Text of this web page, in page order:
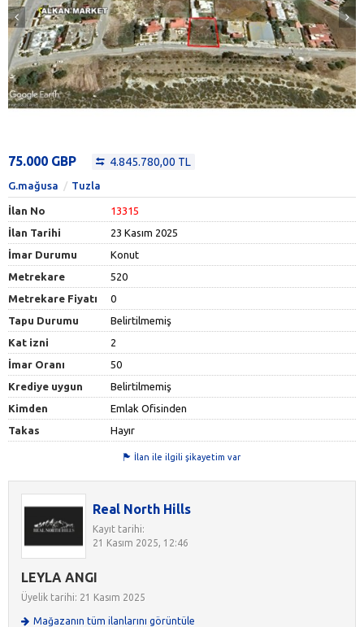
75.000 GBP 4.845.780,00 TL
G.mağusa Tuzla
İlan No
13315
İlan Tarihi
23 Kasım 2025
İmar Durumu
Konut
Metrekare
520
Metrekare Fiyatı
0
Tapu Durumu
Belirtilmemiş
Kat izni
2
İmar Oranı
50
Krediye uygun
Belirtilmemiş
Kimden
Emlak Ofisinden
Takas
Hayır
İlan ile ilgili şikayetim var
Real North Hills
Kayıt tarihi:
21 Kasım 2025, 12:46
LEYLA ANGI
Üyelik tarihi: 21 Kasım 2025
Mağazanın tüm ilanlarını görüntüle